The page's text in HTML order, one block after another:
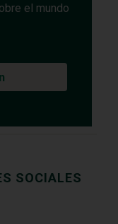
el mundo
SOCIALES